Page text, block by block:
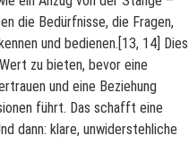
die Bedürfnisse, die Fragen,
und bedienen.[13, 14] Dies
zu bieten, bevor eine
und eine Beziehung
führt. Das schafft eine
dann: klare, unwiderstehliche